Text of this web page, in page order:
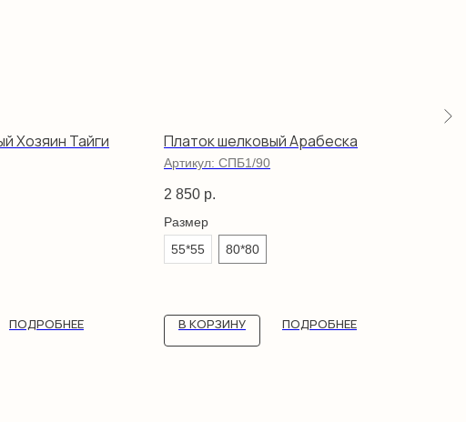
Хозяин Тайги
ПОДРОБНЕЕ
Платок шелковый Арабеска
Артикул: СПБ1/90
2 850 р.
Размер
55*55
80*80
В КОРЗИНУ ПОДРОБНЕЕ